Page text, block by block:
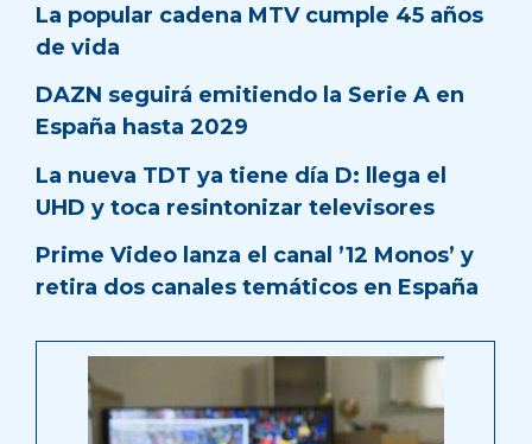
La popular cadena MTV cumple 45 años
de vida
DAZN seguirá emitiendo la Serie A en
España hasta 2029
La nueva TDT ya tiene día D: llega el
UHD y toca resintonizar televisores
Prime Video lanza el canal ’12 Monos’ y
retira dos canales temáticos en España